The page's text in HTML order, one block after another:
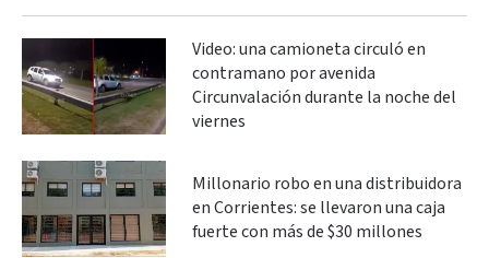
Video: una camioneta circuló en
contramano por avenida
Circunvalación durante la noche del
viernes
Millonario robo en una distribuidora
en Corrientes: se llevaron una caja
fuerte con más de $30 millones